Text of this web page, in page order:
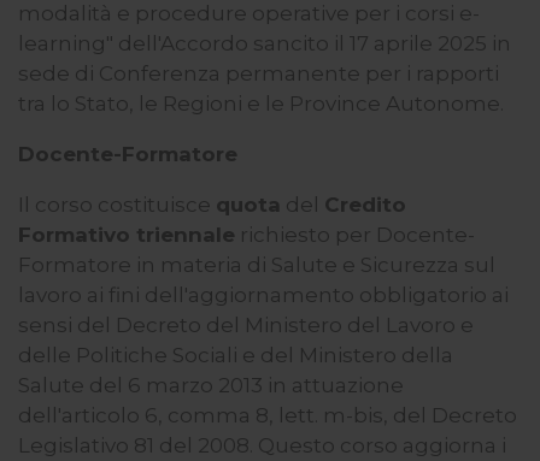
modalità e procedure operative per i corsi e-
learning" dell'Accordo sancito il 17 aprile 2025 in
sede di Conferenza permanente per i rapporti
tra lo Stato, le Regioni e le Province Autonome.
Docente-Formatore
Il corso costituisce quota del Credito
Formativo triennale richiesto per Docente-
Formatore in materia di Salute e Sicurezza sul
lavoro ai fini dell'aggiornamento obbligatorio ai
sensi del Decreto del Ministero del Lavoro e
delle Politiche Sociali e del Ministero della
Salute del 6 marzo 2013 in attuazione
dell'articolo 6, comma 8, lett. m-bis, del Decreto
Legislativo 81 del 2008. Questo corso aggiorna i